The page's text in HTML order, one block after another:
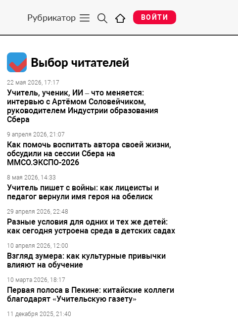
Рубрикатор ВОЙТИ
Выбор читателей
22 мая 2026, 17:17
Учитель, ученик, ИИ – что меняется:
интервью с Артёмом Соловейчиком,
руководителем Индустрии образования
Сбера
9 апреля 2026, 21:07
Как помочь воспитать автора своей жизни,
обсудили на сессии Сбера на
ММСО.ЭКСПО-2026
8 мая 2026, 14:33
Учитель пишет с войны: как лицеисты и
педагог вернули имя героя на обелиск
29 апреля 2026, 22:48
Разные условия для одних и тех же детей:
как сегодня устроена среда в детских садах
10 апреля 2026, 12:00
Взгляд зумера: как культурные привычки
влияют на обучение
10 марта 2026, 18:17
Первая полоса в Пекине: китайские коллеги
благодарят «Учительскую газету»
11 декабря 2025, 21:40